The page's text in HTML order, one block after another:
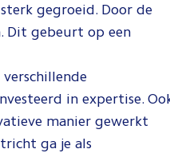
gegroeid. Door de
Dit gebeurt op een
in expertise.
manier gewerkt
ga je als